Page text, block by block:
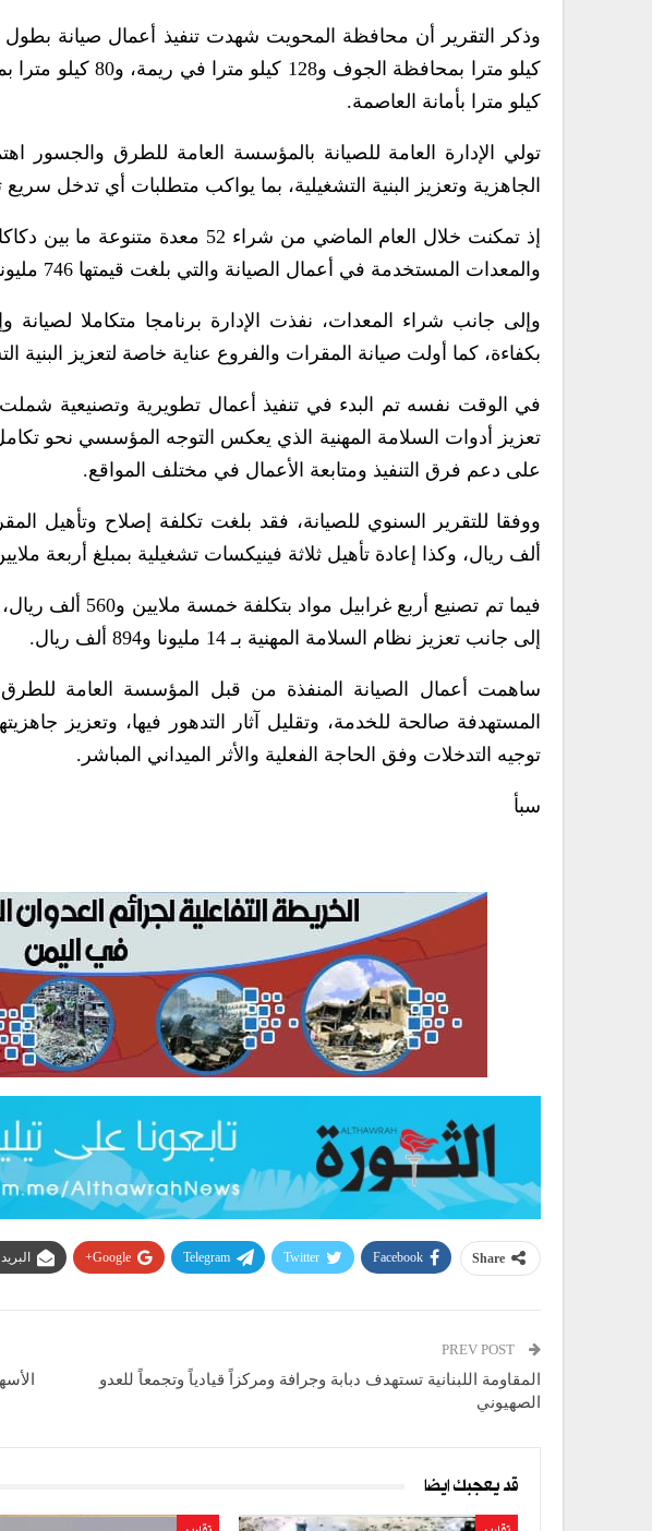
كيلو مترا بأمانة العاصمة.
تولي الإدارة العامة للصيانة بالمؤسسة العامة للطرق والجسور
الجاهزية وتعزيز البنية التشغيلية، بما يواكب متطلبات أي تدخل
إذ تمكنت خلال العام الماضي من شراء
والمعدات المستخدمة في أعمال الصيانة والتي بلغت قيمتها 746 مليونا و625 ألف ريال.
وإلى جانب شراء المعدات، نفذت الإدارة برنامجا متكاملا لصيانة
بكفاءة، كما أولت صيانة المقرات والفروع عناية خاصة لتعزيز البنية
في الوقت نفسه تم البدء في تنفيذ أعمال تطويرية وتصنيعية
تعزيز أدوات السلامة المهنية الذي يعكس التوجه المؤسسي نحو تكامل
على دعم فرق التنفيذ ومتابعة الأعمال في مختلف المواقع.
ألف ريال، وكذا إعادة تأهيل ثلاثة فينيكسات تشغيلية بمبلغ أربعة
فيما تم تصنيع
إلى جانب تعزيز نظام السلامة المهنية بـ 14 مليونا و894 ألف ريال.
المستهدفة صالحة للخدمة، وتقليل آثار التدهور فيها، وتعزيز
توجيه التدخلات وفق الحاجة الفعلية والأثر الميداني المباشر.
سبأ
Share
Facebook
Twitter
Telegram
Google+
المقاومة اللبنانية تستهدف دبابة وجرافة ومركزاً قيادياً وتجمعاً للعدو
الصهيوني
قد يعجبك ايضا